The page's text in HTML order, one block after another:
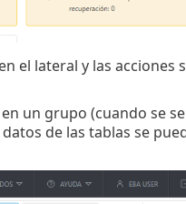
el lateral y las acciones
un grupo (cuando se
de las tablas se